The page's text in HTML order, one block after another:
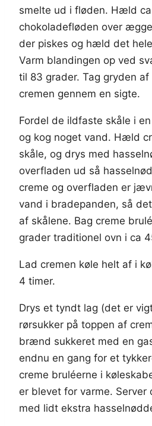
smelte ud i fløden. Hæld
chokoladefløden over
der piskes og hæld det
Varm blandingen op ved
til 83 grader. Tag gryden
cremen gennem en sigte.
Fordel de ildfaste skåle i
og kog noget vand. Hæld
skåle, og drys med
overfladen ud så
creme og overfladen er
vand i bradepanden, så
af skålene. Bag creme
grader traditionel ovn i ca
Lad cremen køle helt af i
4 timer.
Drys et tyndt lag (det er
rørsukker på toppen af
brænd sukkeret med en
endnu en gang for et
creme bruléerne i
er blevet for varme. Server
med lidt ekstra